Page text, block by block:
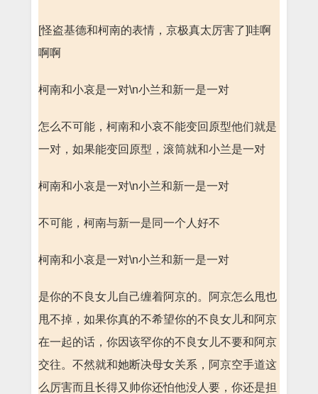
[怪盗基德和柯南的表情，京极真太厉害了]哇啊
啊啊
柯南和小哀是一对\n小兰和新一是一对
怎么不可能，柯南和小哀不能变回原型他们就是
一对，如果能变回原型，滚筒就和小兰是一对
柯南和小哀是一对\n小兰和新一是一对
不可能，柯南与新一是同一个人好不
柯南和小哀是一对\n小兰和新一是一对
是你的不良女儿自己缠着阿京的。阿京怎么甩也
甩不掉，如果你真的不希望你的不良女儿和阿京
在一起的话，你因该罕你的不良女儿不要和阿京
交往。不然就和她断决母女关系，阿京空手道这
么厉害而且长得又帅你还怕他没人要，你还是担